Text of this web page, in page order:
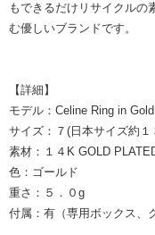
もできるだけリサイクルの
む優しいブランドです。
【詳細】
モデル：Celine Ring in Gold
サイズ：７(日本サイズ約
素材：１４K GOLD
色：ゴールド
重さ：５．０g
付属：有（専用ボックス、